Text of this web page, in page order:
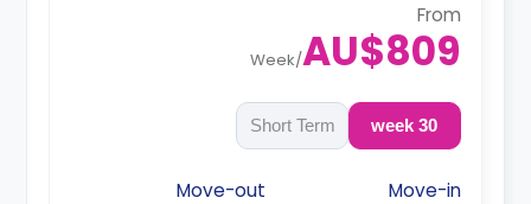
From
AU$809
/
Week
30 week
Short Term
Move-in
Move-out